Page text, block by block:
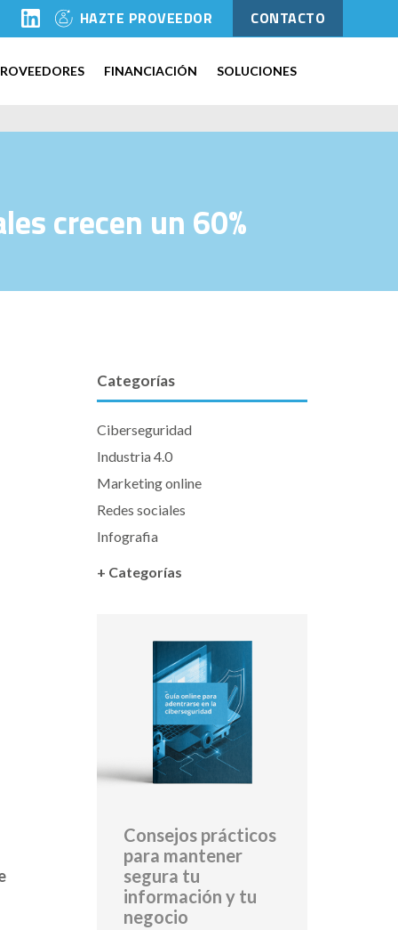
HAZTE PROVEEDOR CONTACTO
FINANCIACIÓN SOLUCIONES
crecen un 60%
Categorías
Ciberseguridad
Industria 4.0
Marketing online
Redes sociales
Infografia
+ Categorías
Consejos prácticos
para mantener
segura tu
información y tu
negocio